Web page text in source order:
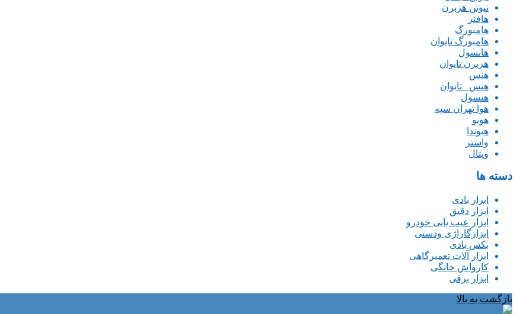
نیوتن هزبرن
هافنر
هامبورگ
هامبورگ تایوان
هانسول
هزبرن تایوان
هنس
هنس _تایوان
هنسول
هوا تهران سپه
هویو
هیوندا
واستر
ویتال
دسته ها
ابزار بادی
ابزار دقیق
ابزار عیب یابی خودرو
ابزارگاراژی ودستی
بکس بادی
ابزار آلات تعمیرگاهی
کارواش خانگی
ابزار برقی
بازگشت به بالا